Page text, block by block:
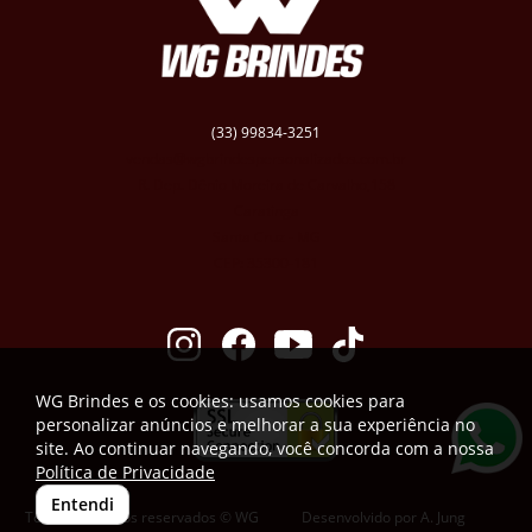
(33) 99834-3251
Todos os direitos reservados © WG
Desenvolvido por A. Jung
WG Brindes e os cookies: usamos cookies para
personalizar anúncios e melhorar a sua experiência no
site. Ao continuar navegando, você concorda com a nossa
Política de Privacidade
Entendi